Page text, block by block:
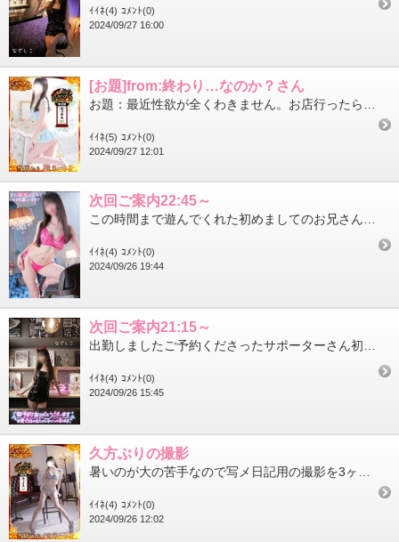
ｲｲﾈ(4) ｺﾒﾝﾄ(0)
2024/09/27 16:00
[お題]from:終わり…なのか？さん
ｲｲﾈ(5) ｺﾒﾝﾄ(0)
2024/09/27 12:01
次回ご案内22:45～
ｲｲﾈ(4) ｺﾒﾝﾄ(0)
2024/09/26 19:44
次回ご案内21:15～
ｲｲﾈ(4) ｺﾒﾝﾄ(0)
2024/09/26 15:45
久方ぶりの撮影
ｲｲﾈ(4) ｺﾒﾝﾄ(0)
2024/09/26 12:02